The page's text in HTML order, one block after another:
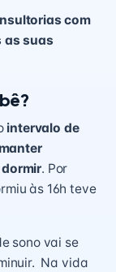
com
as suas
intervalo de
. Por
às 16h teve
sono vai se
Na vida